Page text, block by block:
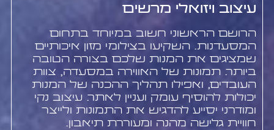
עיצוב ויזואלי מרשים
הרושם הראשוני חשוב במיוחד בתחום
המסעדנות. השקיעו בצילומי מזון איכותיים
שמציגים את המנות שלכם בצורה הטובה
ביותר. תמונות של האווירה במסעדה, צוות
העובדים, ואפילו תהליך ההכנה של המנות
יכולות להוסיף עומק ועניין לאתר. עיצוב נקי
ומודרני יסייע להדגיש את התמונות ולייצר
חוויית גלישה מהנה ומעוררת תיאבון.